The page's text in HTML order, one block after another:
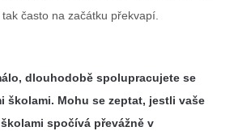
často na začátku překvapí.
dlouhodobě spolupracujete se
školami. Mohu se zeptat, jestli vaše
spočívá převážně v